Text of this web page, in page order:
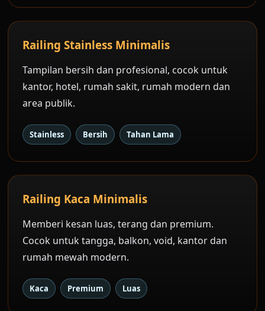
Railing Stainless Minimalis
Tampilan bersih dan profesional, cocok untuk
kantor, hotel, rumah sakit, rumah modern dan
area publik.
Stainless Bersih Tahan Lama
Railing Kaca Minimalis
Memberi kesan luas, terang dan premium.
Cocok untuk tangga, balkon, void, kantor dan
rumah mewah modern.
Kaca Premium Luas